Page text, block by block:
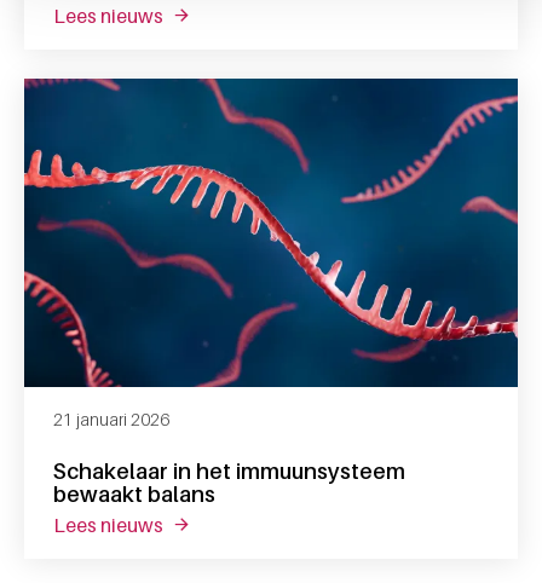
lees nieuws over kaspar bresser krijgt veni-beurs voor
Schakelaar in het immuunsysteem
bewaakt balans
21 januari 2026
lees nieuws over schakelaar in het immuunsysteem